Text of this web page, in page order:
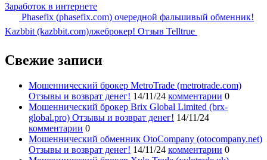
Заработок в интернете
Phasefix (phasefix.com) очередной фальшивый обменник!
Kazbbit (kazbbit.com)лжеброкер! Отзыв Telltrue
Свежие записи
Мошеннический брокер MetroTrade (metrotrade.com)
Отзывы и возврат денег! 14/11/24 комментарии 0
Мошеннический брокер Brix Global Limited (brx-
global.pro) Отзывы и возврат денег! 14/11/24
комментарии 0
Мошеннический обменник OtoCompany (otocompany.net)
Отзывы и возврат денег! 14/11/24 комментарии 0